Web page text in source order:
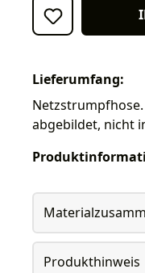
Lieferumfang:
abgebildet, nicht
Produkthinweis